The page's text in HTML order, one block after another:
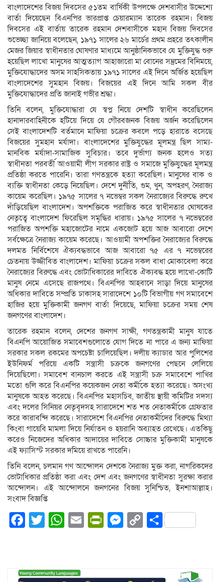
বাংলাদেশের বিজয় দিবসের ৫১তম বার্ষিকী উপলক্ষে দেশবাসীর উদ্দেশ্যে
বার্তা দিয়েছেন বিএনপির ভারপ্রাপ্ত চেয়ারম্যান তারেক রহমান। বিজয়
দিবসের এই বার্তায় তারেক রহমান দেশবাসীকে মহান বিজয় দিবসের
শুভেচ্ছা জানিয়ে বলেছেন, ১৯৭১ সালের ২৬ মার্চের প্রথম প্রহরে তৎকালীন
মেজর জিয়ার স্বাধীনতার ঘোষণার মাধ্যমে আনুষ্ঠানিকভাবে যে মুক্তিযুদ্ধ শুরু
হয়েছিল লাখো মানুষের আত্মত্যাগ আহাজারো মা বোনের সম্ভ্রমের বিনিময়ে,
মুক্তিযোদ্ধাদের অসম সাহসিকতায় ১৯৭১ সালের এই দিনে অর্জিত হয়েছিল
বাংলাদেশের সুমহান বিজয়। বিজয়ের এই দিনে আমি সকল বীর
মুক্তিযোদ্ধাদের প্রতি জানাই গভীর শ্রদ্ধা।
তিনি বলেন, মুক্তিযোদ্ধারা যে স্বপ্ন নিয়ে দেশটি স্বাধীন করেছিলেন
হানাদারবাহিনীকে হটিয়ে দিয়ে যে গৌরবজনক বিজয় অর্জন করেছিলেন
সেই বাংলাদেশটি বর্তমানে মাফিয়া চক্রের কবলে পড়ে হারাতে বসেছে
বিজয়ের সুমহান মর্যাদা। বাংলাদেশের মুক্তিযুদ্ধের মূলমন্ত্র ছিল সাম্য-
মানবিক মর্যাদা-সামাজিক সুবিচার। তবে দুর্ভাগ্য জনক হলেও সত্য
স্বাধীনতা পরবর্তী আওয়ামী লীগ সরকার রাষ্ট্র ও সমাজে মুক্তিযুদ্ধের মূলমন্ত্র
প্রতিষ্ঠা করতে পারেনি। তারা গণতন্ত্রকে হত্যা করেছিল। মানুষের বাক ও
ব্যক্তি স্বাধীনতা কেড়ে নিয়েছিল। দেশে দুর্নীতি, গুম, খুন, অপহরণ, নৈরাজ্য
কায়েম করেছিল। ১৯৭৫ সালের ৭ নভেম্বর সকল নৈরাজ্যের বিরুদ্ধে রুখে
দাঁড়িয়েছিল বাংলাদেশ। অপশক্তিকে পরাজিত করে স্বাধীনতার ঘোষকের
নেতৃত্বে বাংলাদেশ ফিরেছিল সমৃদ্ধির ধারায়। ১৯৭৫ সালের ৭ নভেম্বরের
পরাজিত অপশক্তি মহাজোটের নামে একজোট হয়ে আজ আবারো দেশে
সর্বক্ষেত্রে নৈরাজ্য কায়েম করেছে। আওয়ামী অপশক্তির নৈরাজ্যের বিরুদ্ধে
দলমত নির্বিশেষে ঐক্যবদ্ধভাবে আজ আবারো ৭৫ এর ৭ নভেম্বরের
চেতনায় উজ্জীবিত বাংলাদেশ। মাফিয়া চক্রের সকল বাধা মোকাবেলা করে
নৈরাজ্যের বিরুদ্ধে এবং ভোটাধিকারের দাবিতে ঐক্যবদ্ধ হয়ে লাখো-কোটি
মানুষ নেমে এসেছে রাজপথে। বিএনপির আহবানে সাড়া দিয়ে মানুষের
অধিকার দাবিতে সম্প্রতি ঢাকাসহ সারাদেশে ১০টি বিভাগীয় গণ সমাবেশে
হাজির হয়ে মুক্তিকামী জনগণ বার্তা দিয়েছে, মাফিয়া চক্রের সময় শেষ
জনগণের বাংলাদেশ।
তারেক রহমান বলেন, দেশের জনগণ সাক্ষী, গণতন্ত্রকামী মানুষ যাতে
বিএনপি আয়োজিত সমাবেশগুলোতে যোগ দিতে না পারে এ জন্য মাফিয়া
সরকার সকল রকমের অপচেষ্টা চালিয়েছিল। দলীয় ক্যাডার আর পুলিশের
ইউনিফর্ম পরিয়ে একটি সন্ত্রাসী চক্রকে জনগণের পেছনে লেলিয়ে
দিয়েছিলো। সমাবেশ বানচাল করতে এই সন্ত্রাসী চক্র সমাবেশে পাখির
মতো গুলি করে বিএনপির কয়েকজন নেতা কর্মীকে হত্যা করেছে। অসংখ্য
মানুষকে আহত করেছে। বিএনপির মহাসচিব, জাতীয় স্থায়ী কমিটির সদস্য
এবং দলের সিনিয়র নেতৃবৃদসহ সারাদেশে শত শত নেতাকর্মীকে গ্রেফতার
করে কারাবন্দি করেছে। সারাদেশে বিএনপির নেতাকর্মীদের বিরুদ্ধে মিথ্যা
কিংবা গায়েবি মামলা দিয়ে নির্যাতন ও হয়রানি অব্যাহত রেখেছে। এতকিছু
করেও নিজেদের অধিকার আদায়ের দাবিতে সোচ্চার মুক্তিকামী মানুষকে
এই ফ্যাসিস্ট সরকার দমিয়ে রাখতে পারেনি।
তিনি বলেন, চলমান গণ আন্দোলন দেশকে নৈরাজ্য মুক্ত করা, নাগরিকদের
ভোটাধিকার প্রতিষ্ঠা করা এবং দেশ এবং জনগণের স্বাধীনতা সুরক্ষা করার
আন্দোলন। এই আন্দোলনে জনগনের বিজয় সুনিশ্চিত, ইনশাআল্লাহ।
সংবাদ বিজ্ঞপ্তি
Facebook
Twitter
WhatsApp
EmailPrintFriendly
Messenger
CopyShare